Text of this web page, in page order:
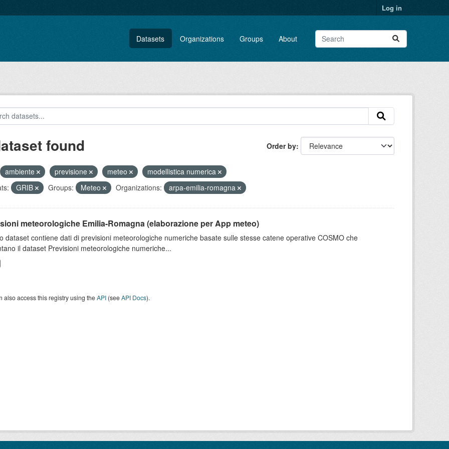
Log in
Datasets Organizations Groups About
Order by
found
ambiente previsione meteo
modellistica numerica
GRIB Groups: Meteo Organizations: arpa-emilia-romagna
meteorologiche Emilia-Romagna (elaborazione per App meteo)
dataset contiene dati di previsioni meteorologiche numeriche basate sulle stesse catene operative COSMO che
il dataset Previsioni meteorologiche numeriche...
also access this registry using theAPI(seeAPI Docs).